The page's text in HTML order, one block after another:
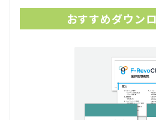
おすすめダウン